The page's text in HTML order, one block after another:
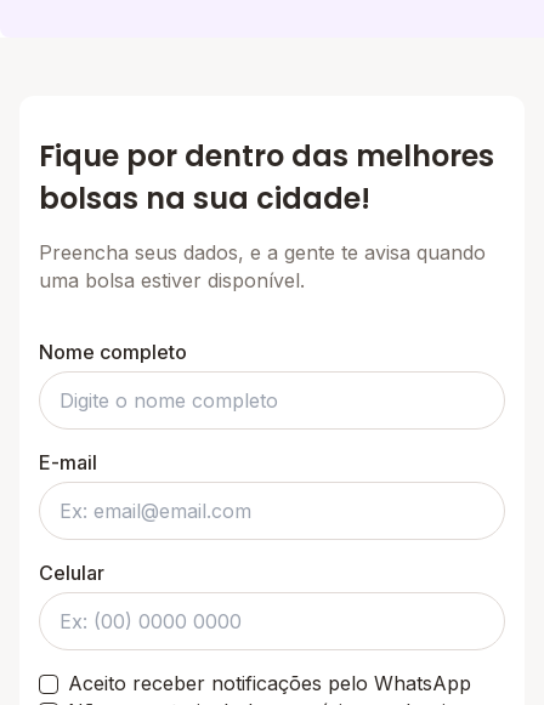
Fique por dentro das melhores
bolsas na sua cidade!
Preencha seus dados, e a gente te avisa quando
uma bolsa estiver disponível.
Nome completo
E-mail
Celular
Aceito receber notificações pelo WhatsApp